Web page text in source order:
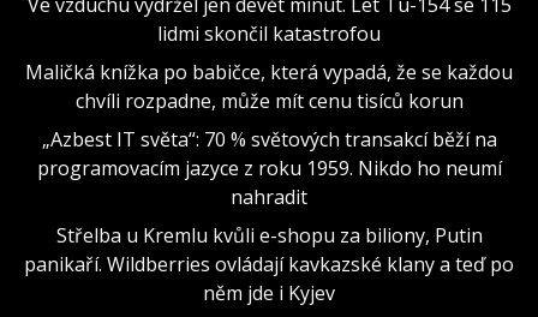
lidmi skončil katastrofou
Maličká knížka po babičce, která vypadá, že se každou
chvíli rozpadne, může mít cenu tisíců korun
„Azbest IT světa“: 70 % světových transakcí běží na
programovacím jazyce z roku 1959. Nikdo ho neumí
nahradit
Střelba u Kremlu kvůli e-shopu za biliony, Putin
panikaří. Wildberries ovládají kavkazské klany a teď po
něm jde i Kyjev